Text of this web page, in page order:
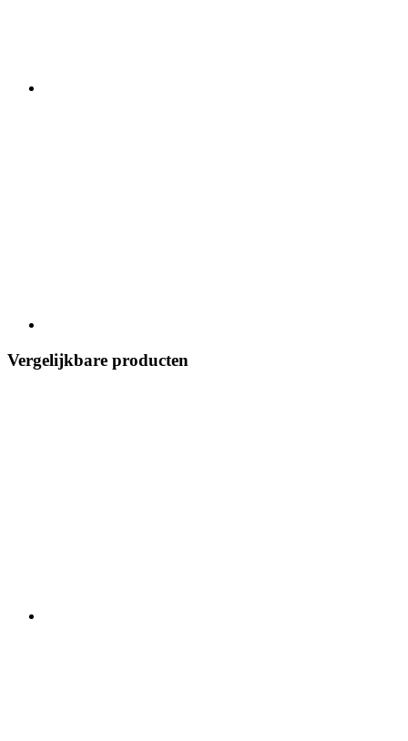
Vergelijkbare producten